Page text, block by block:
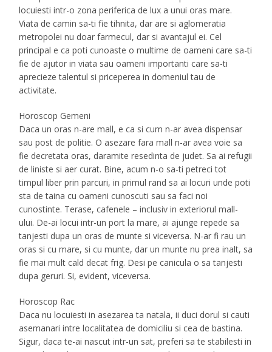
locuiesti intr-o zona periferica de lux a unui oras mare.
Viata de camin sa-ti fie tihnita, dar are si aglomeratia
metropolei nu doar farmecul, dar si avantajul ei. Cel
principal e ca poti cunoaste o multime de oameni care sa-ti
fie de ajutor in viata sau oameni importanti care sa-ti
aprecieze talentul si priceperea in domeniul tau de
activitate.
Horoscop Gemeni
Daca un oras n-are mall, e ca si cum n-ar avea dispensar
sau post de politie. O asezare fara mall n-ar avea voie sa
fie decretata oras, daramite resedinta de judet. Sa ai refugii
de liniste si aer curat. Bine, acum n-o sa-ti petreci tot
timpul liber prin parcuri, in primul rand sa ai locuri unde poti
sta de taina cu oameni cunoscuti sau sa faci noi
cunostinte. Terase, cafenele – inclusiv in exteriorul mall-
ului. De-ai locui intr-un port la mare, ai ajunge repede sa
tanjesti dupa un oras de munte si viceversa. N-ar fi rau un
oras si cu mare, si cu munte, dar un munte nu prea inalt, sa
fie mai mult cald decat frig. Desi pe canicula o sa tanjesti
dupa geruri. Si, evident, viceversa.
Horoscop Rac
Daca nu locuiesti in asezarea ta natala, ii duci dorul si cauti
asemanari intre localitatea de domiciliu si cea de bastina.
Sigur, daca te-ai nascut intr-un sat, preferi sa te stabilesti in